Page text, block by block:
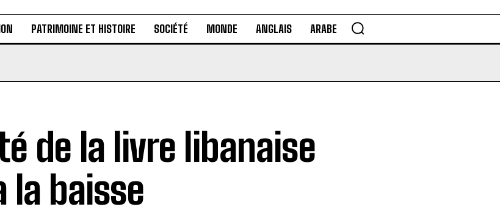
PATRIMOINE ET HISTOIRE SOCIÉTÉ MONDE ANGLAIS ARABE
de la livre libanaise
la baisse